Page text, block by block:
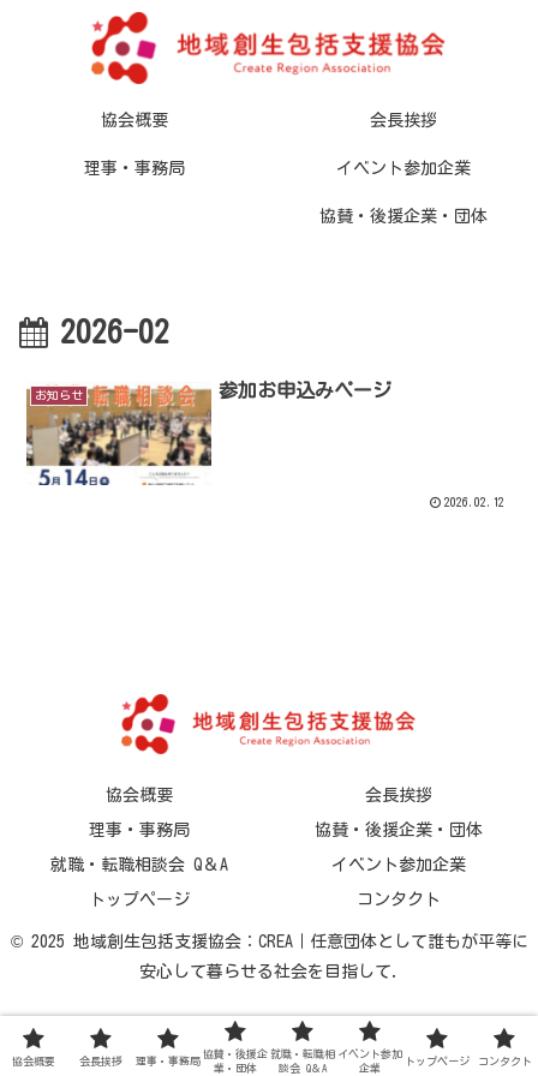
協会概要 会長挨拶
理事・事務局 イベント参加企業
協賛・後援企業・団体
2026-02
お知らせ 参加お申込みページ
2026.02.12
協会概要 会長挨拶
理事・事務局 協賛・後援企業・団体
就職・転職相談会 Q＆A イベント参加企業
トップページ コンタクト
© 2025 地域創生包括支援協会：CREA｜任意団体として誰もが平等に
安心して暮らせる社会を目指して.
協会概要 会長挨拶 理事・事務局
協賛・後援企
業・団体
就職・転職相
談会 Q＆A
イベント参加
企業
トップページ コンタクト